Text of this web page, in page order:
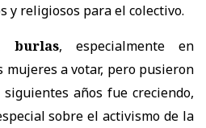
y religiosos para el colectivo.
burlas, especialmente en
mujeres a votar, pero pusieron
años fue creciendo,
sobre el activismo de la